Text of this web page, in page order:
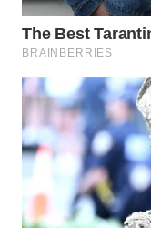
LANGKAT
WN
TAPANULI
SELATAN
TANJUNG
LESUNG